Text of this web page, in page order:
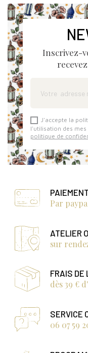
Inscrivez-
J'accepte la
l'utilisation des mes
politique de
Par
ATELIER
sur
FRAIS DE
dès 39 €
SERVICE
06 07 59